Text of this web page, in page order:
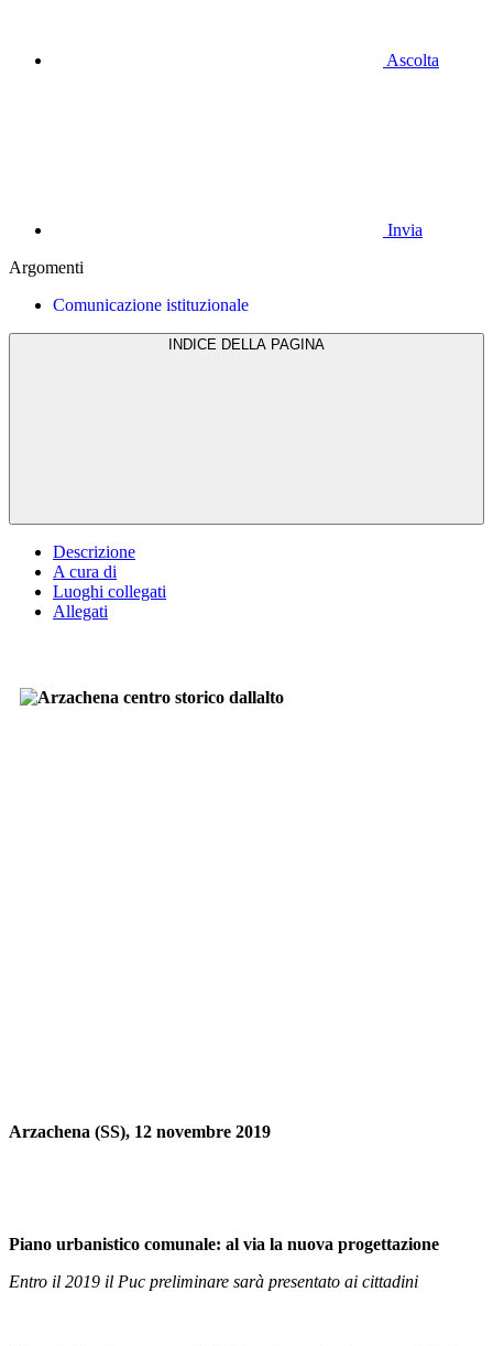
Ascolta
Invia
Argomenti
Comunicazione istituzionale
Descrizione
A cura di
Luoghi collegati
Allegati
Arzachena (SS), 12 novembre 2019
Piano urbanistico comunale: al via la nuova progettazione
Entro il 2019 il Puc preliminare sarà presentato ai cittadini